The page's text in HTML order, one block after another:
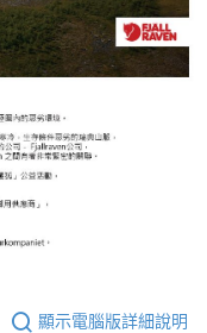
顯示電腦版詳細說明